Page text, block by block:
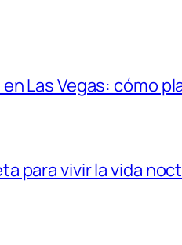
Las Vegas: cómo
para vivir la vida